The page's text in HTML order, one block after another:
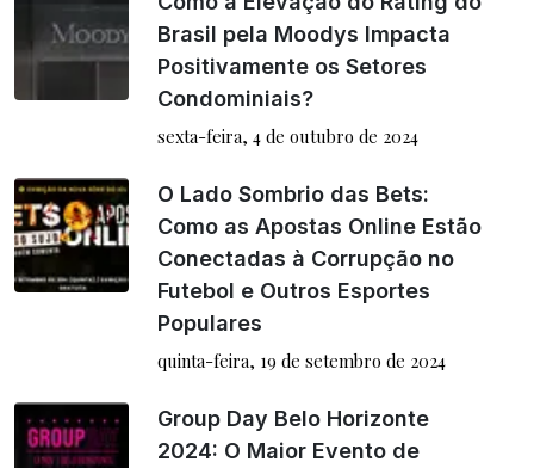
Brasil pela Moodys Impacta
Positivamente os Setores
Condominiais?
sexta-feira, 4 de outubro de 2024
O Lado Sombrio das Bets:
Como as Apostas Online Estão
Conectadas à Corrupção no
Futebol e Outros Esportes
Populares
quinta-feira, 19 de setembro de 2024
Group Day Belo Horizonte
2024: O Maior Evento de